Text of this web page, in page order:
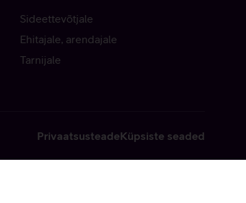
Sideettevõtjale
Ehitajale, arendajale
Tarnijale
PrivaatsusteadeKüpsiste seaded